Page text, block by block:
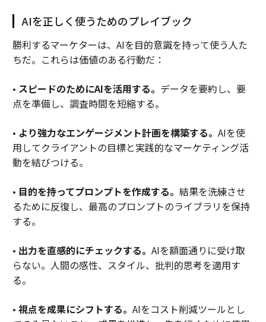
AIを正しく使うためのプレイブック
勝利するマーケターは、AIを目的意識を持って使う人た
ちだ。これらは価値のある行動だ：
• スピードのためにAIを活用する。 データを要約し、要
点を準備し、調査時間を短縮する。
• より強力なエンゲージメント計画を構築する。 AIを使
用してクライアントの目標と実践的なマーケティング活
動を結びつける。
• 目的を持ってプロンプトを作成する。 結果を洗練させ
るために反復し、最高のプロンプトのライブラリを保持
する。
• 出力を直感的にチェックする。 AIを額面通りに受け取
らない。人間の感性、スタイル、批判的思考を適用す
る。
• 視点を成果にシフトする。 AIをコスト削減ツールとし